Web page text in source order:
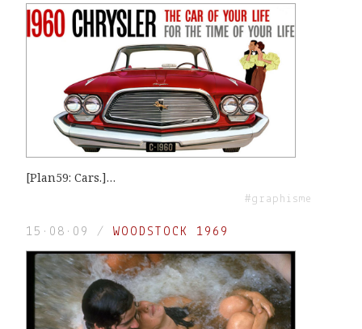
[Plan59: Cars.]…
#graphisme
15·08·09 / WOODSTOCK 1969